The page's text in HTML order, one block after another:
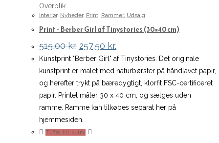
Overblik
Interiør, Nyheder, Print, Rammer, Udsalg
Print – Berber Girl af Tinystories (30×40 cm)
515,00kr. Den
oprindelige
pris
var:
515,00 kr..
257,50 kr.
aktuelle
pris
er:
257,50 kr..
Kunstprint "Berber Girl" af Tinystories. Det originale
kunstprint er malet med naturbørster på håndlavet papir,
og herefter trykt på bæredygtigt, klorfit FSC-certificeret
papir. Printet måler 30 x 40 cm, og sælges uden
ramme. Ramme kan tilkøbes separat her på
hjemmesiden.
Tilføj til kurv